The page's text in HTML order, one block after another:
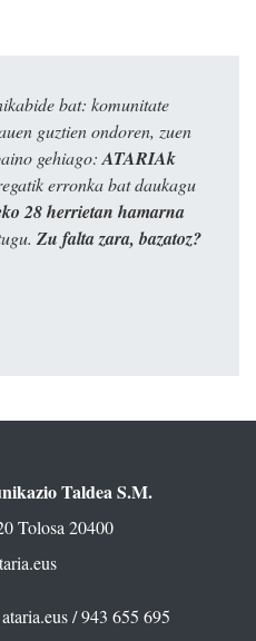
bat: komunitate
guztien ondoren, zuen
gehiago:ATARIAk
erronka bat daukagu
28 herrietan hamarna
Zu falta zara, bazatoz?
Taldea S.M.
Tolosa 20400
/ 943 655 695